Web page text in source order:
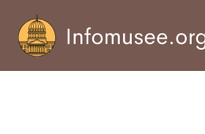
contenu